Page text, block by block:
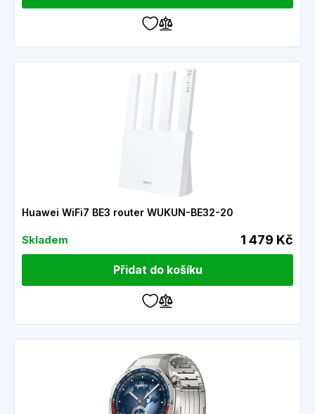
Huawei WiFi7 BE3 router WUKUN-BE32-20
Skladem 1 479 Kč
Přidat do košíku